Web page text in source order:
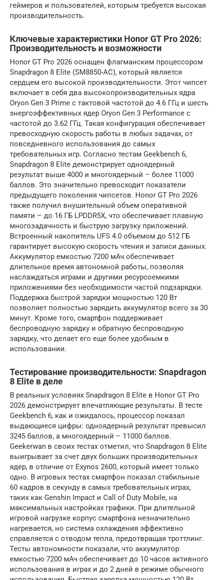
геймеров и пользователей, которым требуется высокая
производительность.
Ключевые характеристики Honor GT Pro 2026:
Производительность и возможности
Honor GT Pro 2026 оснащен флагманским процессором
Snapdragon 8 Elite (SM8850-AC), который является
сердцем его высокой производительности. Этот чипсет
включает в себя два высокопроизводительных ядра
Oryon Gen 3 Prime с тактовой частотой до 4.6 ГГц и шесть
энергоэффективных ядер Oryon Gen 3 Performance с
частотой до 3.62 ГГц. Такая конфигурация обеспечивает
превосходную скорость работы в любых задачах, от
повседневного использования до самых
требовательных игр. Согласно тестам Geekbench 6,
Snapdragon 8 Elite демонстрирует одноядерный
результат выше 4000 и многоядерный – более 11000
баллов. Это значительно превосходит показатели
предыдущего поколения чипсетов. Honor GT Pro 2026
также получил внушительный объем оперативной
памяти – до 16 ГБ LPDDR5X, что обеспечивает плавную
многозадачность и быструю загрузку приложений.
Встроенный накопитель UFS 4.0 объемом до 512 ГБ
гарантирует высокую скорость чтения и записи данных.
Аккумулятор емкостью 7200 мАч обеспечивает
длительное время автономной работы, позволяя
наслаждаться играми и другими ресурсоемкими
приложениями без необходимости частой подзарядки.
Поддержка быстрой зарядки мощностью 120 Вт
позволяет полностью зарядить аккумулятор всего за 30
минут. Кроме того, смартфон поддерживает
беспроводную зарядку и обратную беспроводную
зарядку, что делает его еще более удобным в
использовании.
Тестирование производительности: Snapdragon
8 Elite в деле
В реальных условиях Snapdragon 8 Elite в Honor GT Pro
2026 демонстрирует впечатляющие результаты. В тесте
Geekbench 6, как и ожидалось, процессор показал
выдающиеся цифры: одноядерный результат превысил
3245 баллов, а многоядерный – 11000 баллов.
Geekerwan в своих тестах отметил, что Snapdragon 8 Elite
выигрывает за счет двух больших производительных
ядер, в отличие от Exynos 2600, который имеет только
одно. В игровых тестах смартфон показал стабильные
60 кадров в секунду в самых требовательных играх,
таких как Genshin Impact и Call of Duty Mobile, на
максимальных настройках графики. При длительной
игровой нагрузке корпус смартфона незначительно
нагревается, но система охлаждения эффективно
справляется с отводом тепла, предотвращая троттлинг.
Тесты автономности показали, что аккумулятор
емкостью 7200 мАч обеспечивает до 10 часов активного
использования в играх и до 2 дней в режиме обычного